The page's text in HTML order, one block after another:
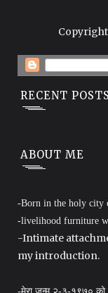
RECENT POSTS
ABOUT ME
-Born in the holy city
-livelihood furniture
-Intimate
my introduction.